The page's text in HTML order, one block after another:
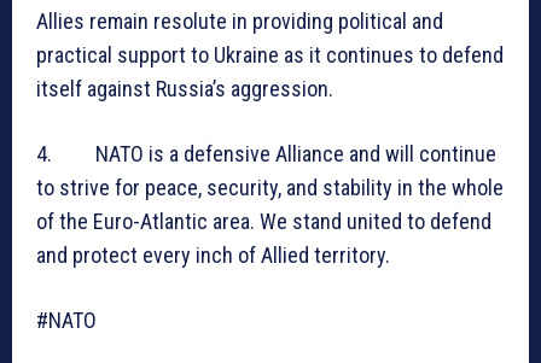
Allies remain resolute in providing political and
practical support to Ukraine as it continues to defend
itself against Russia’s aggression.
4. NATO is a defensive Alliance and will continue
to strive for peace, security, and stability in the whole
of the Euro-Atlantic area. We stand united to defend
and protect every inch of Allied territory.
#NATO